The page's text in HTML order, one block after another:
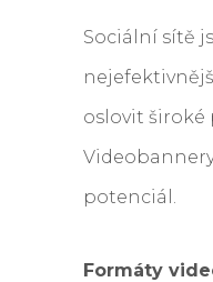
Sociální sítě
oslovit široké
potenciál.
Formáty